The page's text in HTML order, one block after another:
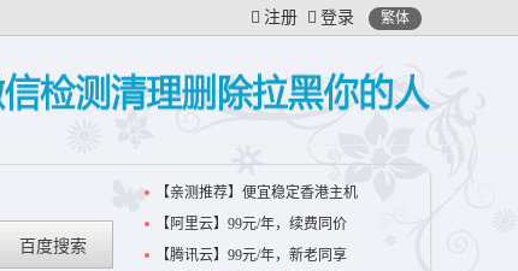
注册 登录 繁体
【亲测推荐】便宜稳定香港主机
【阿里云】99元/年，续费同价
【腾讯云】99元/年，新老同享